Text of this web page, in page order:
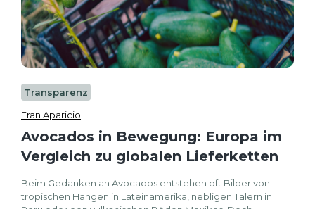
Transparenz
Fran Aparicio
Avocados in Bewegung: Europa im
Vergleich zu globalen Lieferketten
Beim Gedanken an Avocados entstehen oft Bilder von
tropischen Hängen in Lateinamerika, nebligen Tälern in